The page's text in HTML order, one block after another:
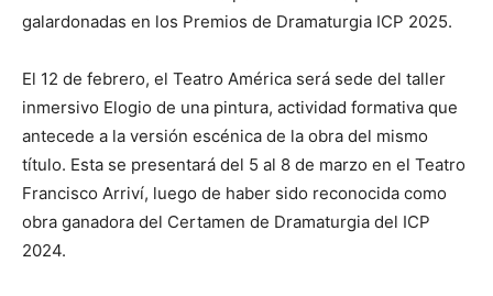
galardonadas en los Premios de Dramaturgia ICP 2025.
El 12 de febrero, el Teatro América será sede del taller
inmersivo Elogio de una pintura, actividad formativa que
antecede a la versión escénica de la obra del mismo
título. Esta se presentará del 5 al 8 de marzo en el Teatro
Francisco Arriví, luego de haber sido reconocida como
obra ganadora del Certamen de Dramaturgia del ICP
2024.